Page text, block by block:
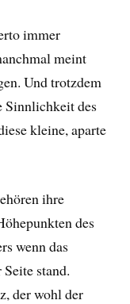
immer
meint
Und trotzdem
Sinnlichkeit des
kleine, aparte
ihre
des
wenn das
stand.
der wohl der